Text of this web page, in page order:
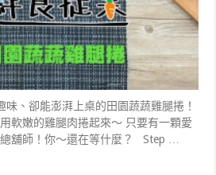
、卻能澎湃上桌的田園蔬蔬雞腿捲！
軟嫩的雞腿肉捲起來～ 只要有一顆愛
舖師！你～還在等什麼？ Step …